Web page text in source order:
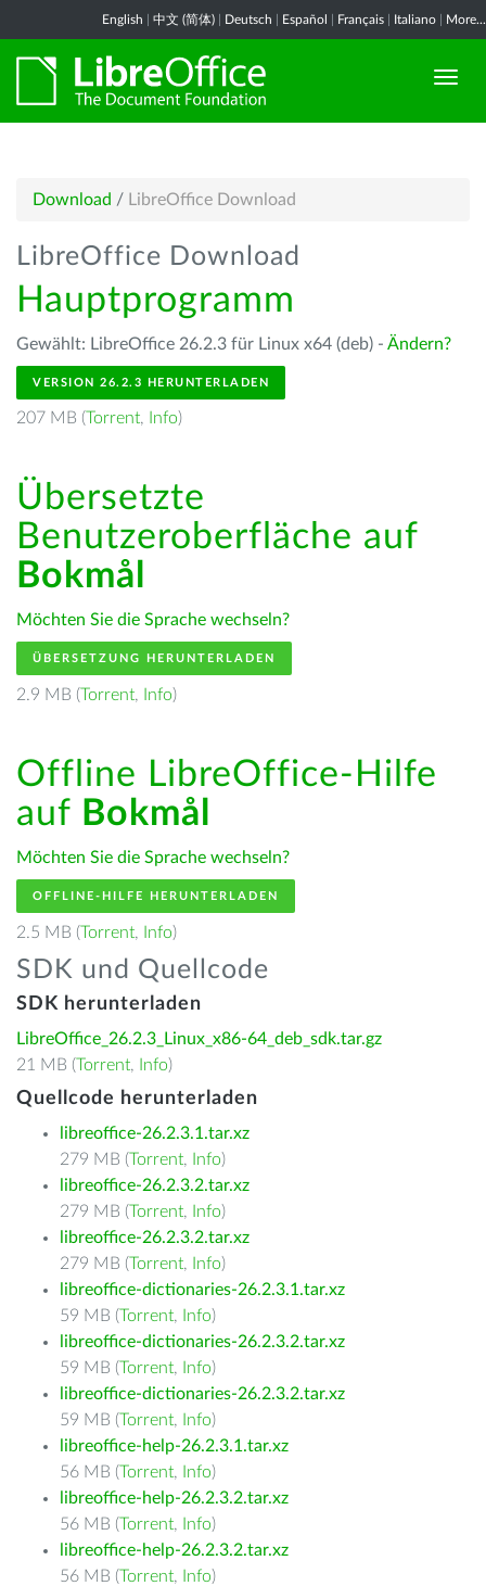
English 中文 (简体) Deutsch Español Français Italiano More...
Download / LibreOffice Download
LibreOffice Download
Hauptprogramm
Gewählt: LibreOffice 26.2.3 für Linux x64 (deb) - Ändern?
VERSION 26.2.3 HERUNTERLADEN
207 MB (Torrent, Info)
Übersetzte
Benutzeroberfläche auf
Bokmål
Möchten Sie die Sprache wechseln?
ÜBERSETZUNG HERUNTERLADEN
2.9 MB (Torrent, Info)
Offline LibreOffice-Hilfe
auf Bokmål
Möchten Sie die Sprache wechseln?
OFFLINE-HILFE HERUNTERLADEN
2.5 MB (Torrent, Info)
SDK und Quellcode
SDK herunterladen
LibreOffice_26.2.3_Linux_x86-64_deb_sdk.tar.gz
21 MB (Torrent, Info)
Quellcode herunterladen
libreoffice-26.2.3.1.tar.xz
279 MB (Torrent, Info)
libreoffice-26.2.3.2.tar.xz
279 MB (Torrent, Info)
libreoffice-26.2.3.2.tar.xz
279 MB (Torrent, Info)
libreoffice-dictionaries-26.2.3.1.tar.xz
59 MB (Torrent, Info)
libreoffice-dictionaries-26.2.3.2.tar.xz
59 MB (Torrent, Info)
libreoffice-dictionaries-26.2.3.2.tar.xz
59 MB (Torrent, Info)
libreoffice-help-26.2.3.1.tar.xz
56 MB (Torrent, Info)
libreoffice-help-26.2.3.2.tar.xz
56 MB (Torrent, Info)
libreoffice-help-26.2.3.2.tar.xz
56 MB (Torrent, Info)